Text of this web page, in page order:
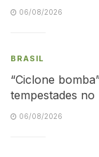
06/08/2026
BRASIL
“Ciclone
tempestades no
06/08/2026